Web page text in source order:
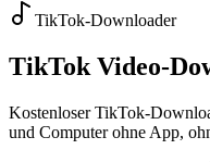
TikTok-Downloader
TikTok Video-
Kostenloser TikTok-
und Computer ohne App,